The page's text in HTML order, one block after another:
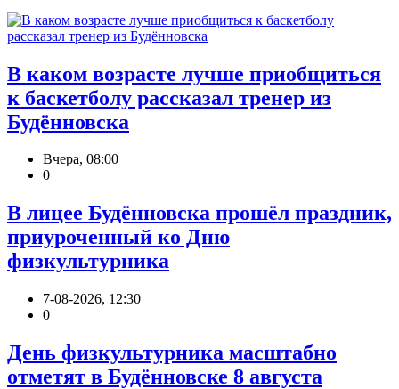
В каком возрасте лучше приобщиться
к баскетболу рассказал тренер из
Будённовска
Вчера, 08:00
0
В лицее Будённовска прошёл праздник,
приуроченный ко Дню
физкультурника
7-08-2026, 12:30
0
День физкультурника масштабно
отметят в Будённовске 8 августа